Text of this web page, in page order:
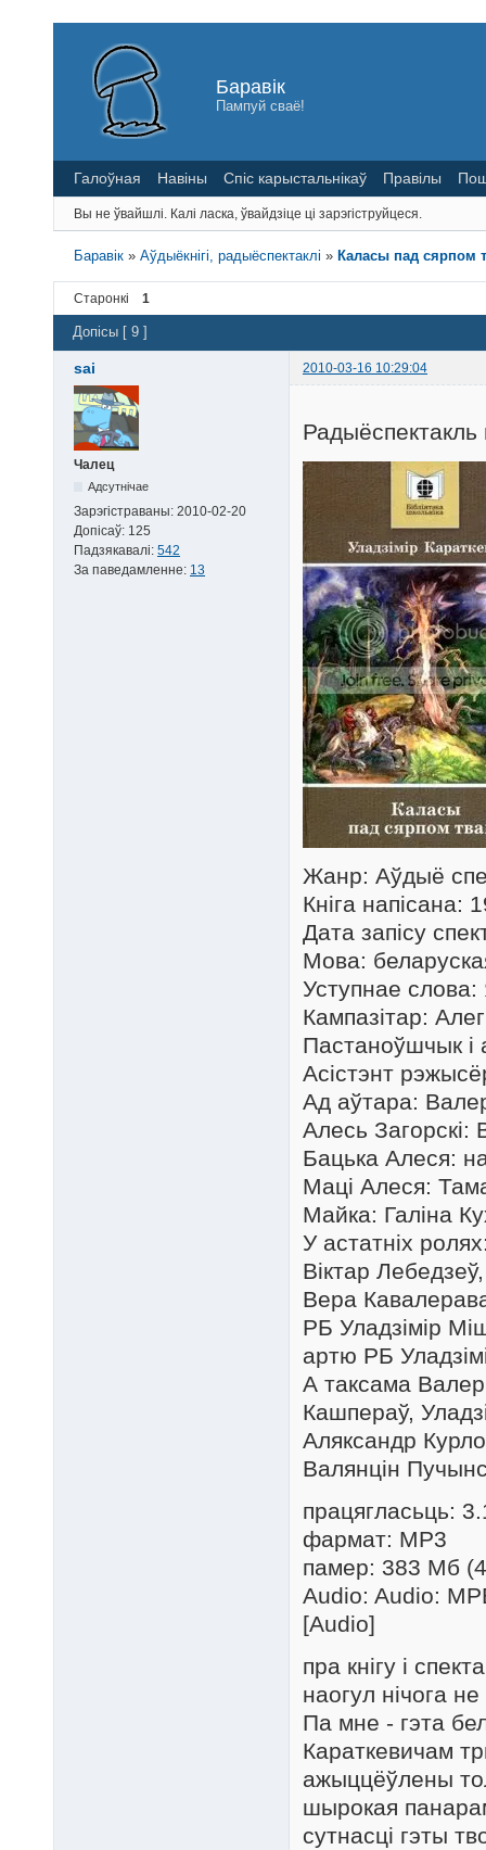
Баравік
Пампуй сваё!
Галоўная Навіны Спіс карыстальнікаў Правілы
Вы не ўвайшлі. Калі ласка, ўвайдзіце ці зарэгіструйцеся.
Баравік »Аўдыёкнігі, радыёспектаклі » Каласы пад сярпом
Старонкі 1
Допісы [ 9 ]
sai 2010-03-16 10:29:04
Чалец
Адсутнічае
Зарэгістраваны: 2010-02-20
Допісаў: 125
Падзякавалі: 542
За паведамленне: 13
Радыёспектакль
Жанр: Аўдыё
Кніга напісана:
Дата запісу
Мова:
Уступнае
Кампазітар:
Пастаноўшчык і
Асістэнт
Ад аўтара:
Алесь Загорскі:
Бацька Алеся:
Маці Алеся:
Майка: Галіна
У астатніх
Віктар
Вера
РБ Уладзімір
артю РБ
А таксама
Кашпераў,
Аляксандр
Валянцін
працягласьць:
фармат: MP3
памер: 383 Мб
Audio: Audio:
[Audio]
пра кнігу і
наогул нічога
Па мне - гэта
Караткевичам
ажыццёўлены
шырокая
сутнасці гэты